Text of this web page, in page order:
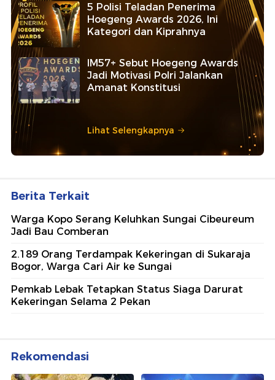
5 Polisi Teladan Penerima
Hoegeng Awards 2026, Ini
Kategori dan Kiprahnya
IM57+ Sebut Hoegeng Awards
Jadi Motivasi Polri Jalankan
Amanat Konstitusi
Lihat Selengkapnya
Berita Terkait
Warga Kopo Serang Keluhkan Sungai Cibeureum
Jadi Bau Comberan
2.189 Orang Terdampak Kekeringan di Sukaraja
Bogor, Warga Cari Air ke Sungai
Pemkab Lebak Tetapkan Status Siaga Darurat
Kekeringan Selama 2 Pekan
Rekomendasi